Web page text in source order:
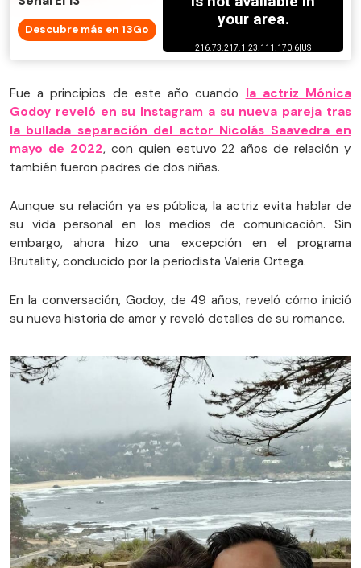
Descubre más en 13Go
Fue a principios de este año cuando la actriz Mónica
Godoy reveló en su Instagram a su nueva pareja tras
la bullada separación del actor Nicolás Saavedra en
mayo de 2022, con quien estuvo 22 años de relación y
también fueron padres de dos niñas.
Aunque su relación ya es pública, la actriz evita hablar de
su vida personal en los medios de comunicación. Sin
embargo, ahora hizo una excepción en el programa
Brutality, conducido por la periodista Valeria Ortega.
En la conversación, Godoy, de 49 años, reveló cómo inició
su nueva historia de amor y reveló detalles de su romance.